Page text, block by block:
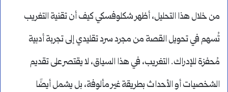
من خلال هذا التحليل، أظهر شكلوفسكي كيف أن تقنية التغريب
تُسهم في تحويل القصة من مجرد سرد تقليدي إلى تجربة أدبية
مُحفزة للإدراك. التغريب، في هذا السياق، لا يقتصر على تقديم
الشخصيات أو الأحداث بطريقة غير مألوفة، بل يشمل أيضًا